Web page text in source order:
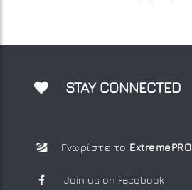
STAY CONNECTED
Γνωρίστε το ExtremePRO
Join us on Facebook